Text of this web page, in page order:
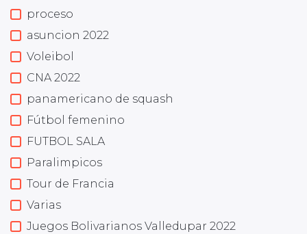
proceso
asuncion 2022
Voleibol
CNA 2022
panamericano de squash
Fútbol femenino
FUTBOL SALA
Paralimpicos
Tour de Francia
Varias
Juegos Bolivarianos Valledupar 2022